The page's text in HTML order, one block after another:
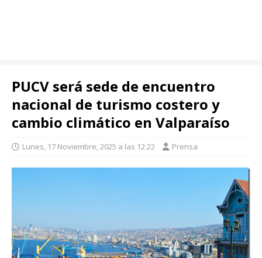
PUCV será sede de encuentro
nacional de turismo costero y
cambio climático en Valparaíso
Lunes, 17 Noviembre, 2025 a las 12:22 Prensa